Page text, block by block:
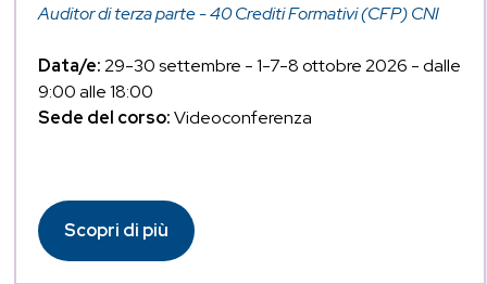
Auditor di terza parte - 40 Crediti Formativi (CFP) CNI
Data/e:29-30 settembre - 1-7-8 ottobre 2026 - dalle
9:00 alle 18:00
Sede del corso:Videoconferenza
Scopri di più